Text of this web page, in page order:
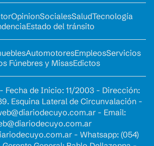
OpinionSocialesSaludTecnología
Estado del tránsito
AutomotoresEmpleosServicios
Fúnebres y MisasEdictos
Fecha de Inicio: 11/2003 - Dirección:
Esquina Lateral de Circunvalación -
- Email:
- Whatsapp: (054)